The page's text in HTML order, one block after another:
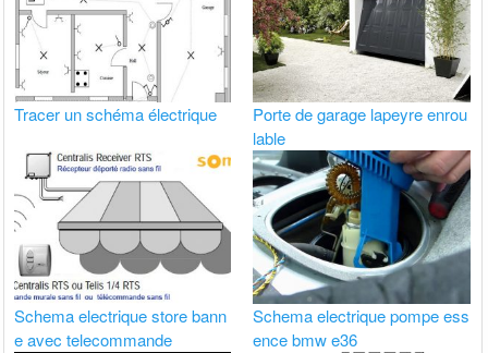
Tracer un schéma électrique
Porte de garage lapeyre enrou
lable
Schema electrique store bann
e avec telecommande
Schema electrique pompe ess
ence bmw e36